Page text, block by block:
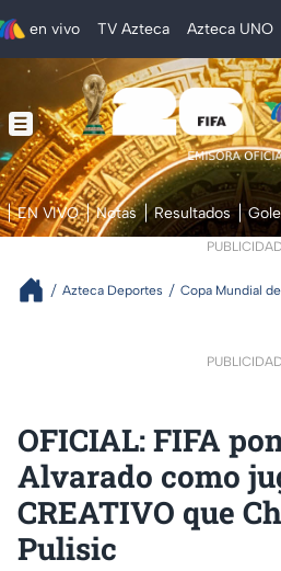
en vivo TV Azteca Azteca UNO
EN VIVO Notas Resultados
PUBLICIDAD
Azteca Deportes Copa Mundial
PUBLICIDAD
OFICIAL: FIFA
Alvarado como
CREATIVO que
Pulisic